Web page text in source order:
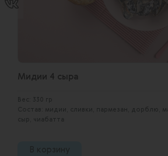
Мидии 4 сыра
Вес: 330 гр
Состав: мидии, сливки, пармезан, дорблю,
сыр, чиабатта